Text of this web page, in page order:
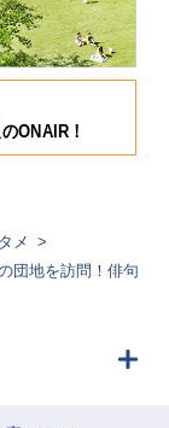
ONAIR！
メ
団地を訪問！俳句